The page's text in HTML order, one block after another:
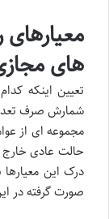
های
تعیین اینکه
شمارش صرف
مجموعه ای از
حالت عادی خارج
درک این
صورت گرفته در